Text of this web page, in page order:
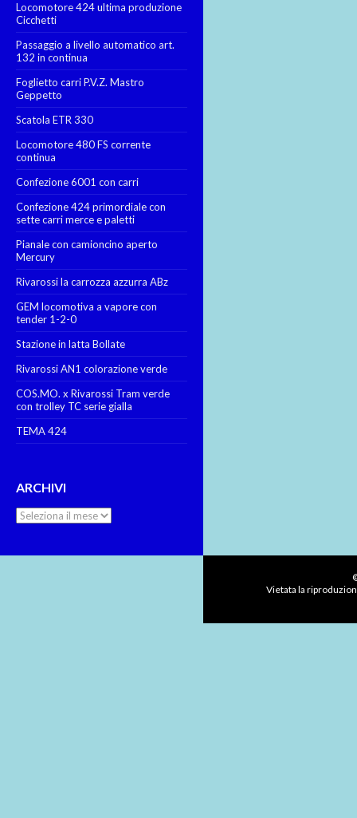
Locomotore 424 ultima produzione
Cicchetti
Passaggio a livello automatico art.
132 in continua
Foglietto carri P.V.Z. Mastro
Geppetto
Scatola ETR 330
Locomotore 480 FS corrente
continua
Confezione 6001 con carri
Confezione 424 primordiale con
sette carri merce e paletti
Pianale con camioncino aperto
Mercury
Rivarossi la carrozza azzurra ABz
GEM locomotiva a vapore con
tender 1-2-0
Stazione in latta Bollate
Rivarossi AN1 colorazione verde
COS.MO. x Rivarossi Tram verde
con trolley TC serie gialla
TEMA 424
ARCHIVI
Archivi
Vietata la